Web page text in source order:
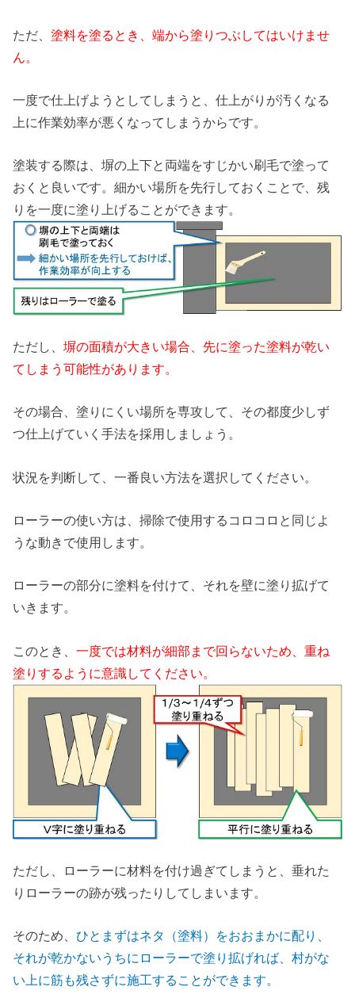
ただ、塗料を塗るとき、端から塗りつぶしてはいけませ
ん。
一度で仕上げようとしてしまうと、仕上がりが汚くなる
上に作業効率が悪くなってしまうからです。
塗装する際は、塀の上下と両端をすじかい刷毛で塗って
おくと良いです。細かい場所を先行しておくことで、残
りを一度に塗り上げることができます。
ただし、塀の面積が大きい場合、先に塗った塗料が乾い
てしまう可能性があります。
その場合、塗りにくい場所を専攻して、その都度少しず
つ仕上げていく手法を採用しましょう。
状況を判断して、一番良い方法を選択してください。
ローラーの使い方は、掃除で使用するコロコロと同じよ
うな動きで使用します。
ローラーの部分に塗料を付けて、それを壁に塗り拡げて
いきます。
このとき、一度では材料が細部まで回らないため、重ね
塗りするように意識してください。
ただし、ローラーに材料を付け過ぎてしまうと、垂れた
りローラーの跡が残ったりしてしまいます。
そのため、ひとまずはネタ（塗料）をおおまかに配り、
それが乾かないうちにローラーで塗り拡げれば、村がな
い上に筋も残さずに施工することができます。